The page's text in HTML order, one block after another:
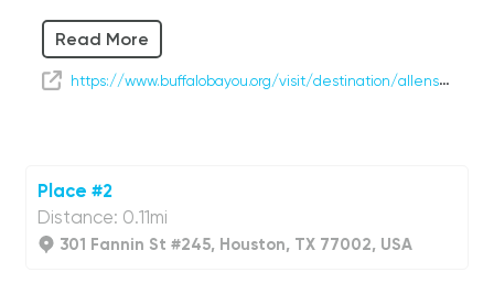
En ese entonces, esta zona era un páramo
fangoso, pantanoso, húmedo y lleno de
mosquitos.
Y de alguna manera lo miraron y pensaron:
Bajen por el sendero hacia el agua y caminen un
poco a la derecha. Desde ahí abajo, verán un
contraste fantástico entre la naturaleza y el
moderno horizonte que se eleva sobre ella — una
introducción perfecta a Houston.
Read More
https://www.buffalobayou.org/visit/destination/allens-landing/
Place #2
Distance: 0.11mi
301 Fannin St #245, Houston, TX 77002, USA